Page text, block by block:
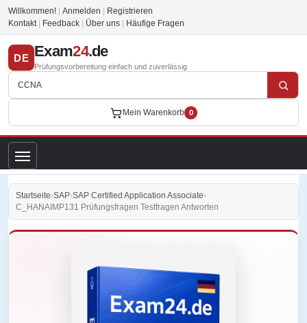
Willkommen! Anmelden
Registrieren
Kontakt
Feedback Über uns Häufige Fragen
DE Exam24.de
Prüfungsvorbereitung einfach und zuverlässig
Mein Warenkorb 0
Startseite›SAP›SAP Certified Application Associate›
C_HANAIMP131 Prüfungsfragen Testfragen Antworten